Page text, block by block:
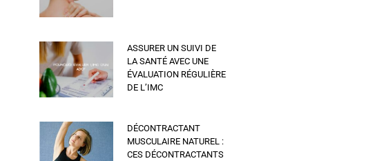
ASSURER UN SUIVI DE
LA SANTÉ AVEC UNE
ÉVALUATION RÉGULIÈRE
DE L’IMC
DÉCONTRACTANT
MUSCULAIRE NATUREL :
CES DÉCONTRACTANTS